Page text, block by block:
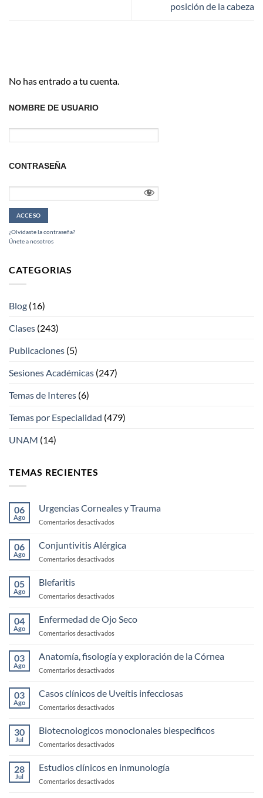
posición de la cabeza
No has entrado a tu cuenta.
NOMBRE DE USUARIO
CONTRASEÑA
¿Olvidaste la contraseña?
Únete a nosotros
CATEGORIAS
Blog (16)
Clases (243)
Publicaciones (5)
Sesiones Académicas (247)
Temas de Interes (6)
Temas por Especialidad (479)
UNAM (14)
TEMAS RECIENTES
06
Ago
Urgencias Corneales y Trauma
Comentarios desactivados
Corneales
y
Trauma
06
Ago
Conjuntivitis Alérgica
Comentarios desactivados
05
Ago
Blefaritis
Comentarios desactivados
04
Ago
Enfermedad de Ojo Seco
Comentarios desactivados
Ojo
Seco
03
Ago
Anatomía, fisología y exploración de la Córnea
Comentarios desactivados
fisología
exploración
la
03
Ago
Casos clínicos de Uveítis infecciosas
Comentarios desactivados
clínicos
Uveítis
30
Jul
Biotecnologicos monoclonales biespecificos
Comentarios desactivados
monoclonales
28
Jul
Estudios clínicos en inmunología
Comentarios desactivados